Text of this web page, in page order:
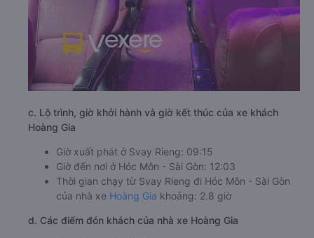
c. Lộ trình, giờ khởi hành và giờ kết thúc của xe khách
Hoàng Gia
Giờ xuất phát ở Svay Rieng: 09:15
Giờ đến nơi ở Hóc Môn - Sài Gòn: 12:03
Thời gian chạy từ Svay Rieng đi Hóc Môn - Sài Gòn
của nhà xe Hoàng Gia khoảng: 2.8 giờ
d. Các điểm đón khách của nhà xe Hoàng Gia